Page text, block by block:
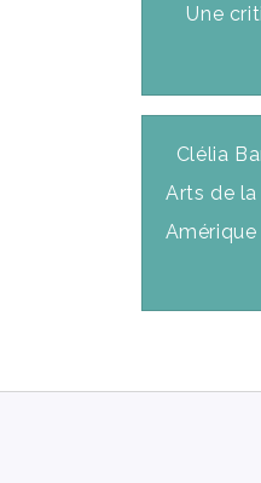
Une
Clélia
Arts de